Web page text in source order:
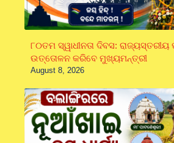
୮୦ତମ ସ୍ୱାଧୀନତା ଦିବସ: ରାଜ୍ୟସ୍ତରୀୟ
ଉତ୍ତୋଳନ କରିବେ ମୁଖ୍ୟମନ୍ତ୍ରୀ
August 8, 2026